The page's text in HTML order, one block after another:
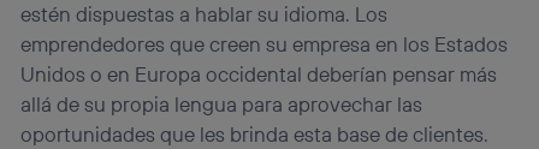
estén dispuestas a hablar su idioma. Los
emprendedores que creen su empresa en los Estados
Unidos o en Europa occidental deberían pensar más
allá de su propia lengua para aprovechar las
oportunidades que les brinda esta base de clientes.